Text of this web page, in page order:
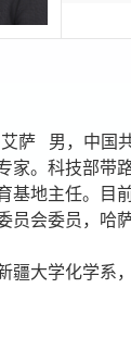
男，中国共
家。科技部带
基地主任。目
员会委员，哈
大学化学系，